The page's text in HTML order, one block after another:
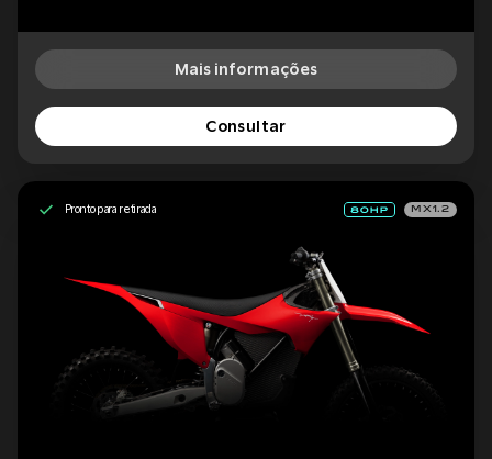
Mais informações
Consultar
Pronto para retirada MX1.2